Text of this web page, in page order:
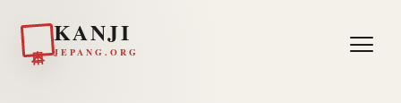
KANJI
JEPANG.ORG